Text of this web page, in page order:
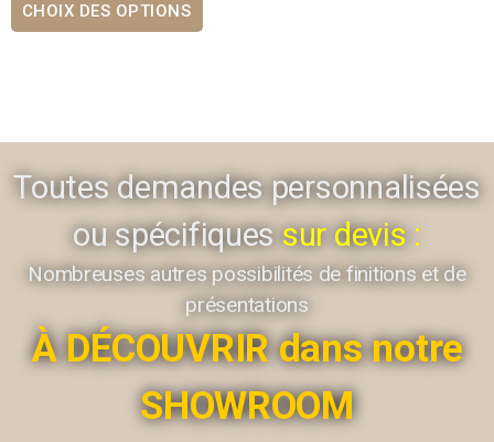
CHOIX DES OPTIONS
Toutes demandes personnalisées
ou spécifiquessur devis :
Nombreuses autres possibilités de finitions et de
présentations
À DÉCOUVRIR dans notre
SHOWROOM